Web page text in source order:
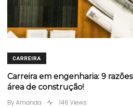
CARREIRA
Carreira em engenharia: 9
área de construção!
ByAmanda 146 Views